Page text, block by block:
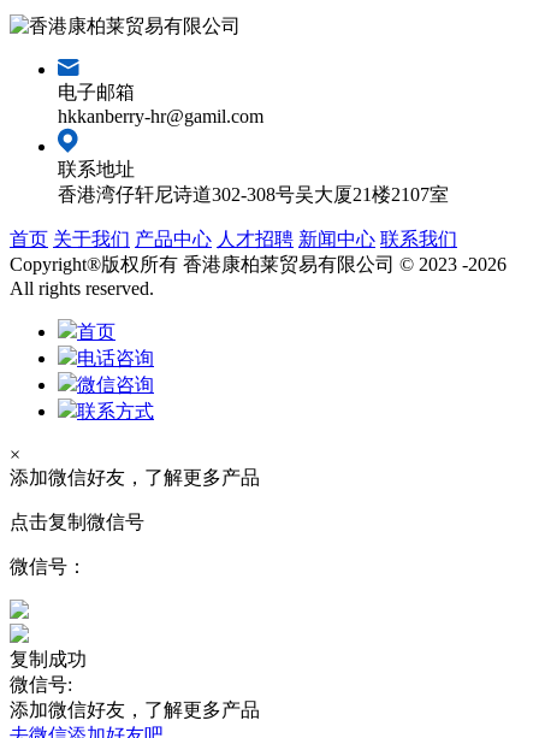
电子邮箱
hkkanberry-hr@gamil.com
联系地址
香港湾仔轩尼诗道302-308号吴大厦21楼2107室
首页 关于我们 产品中心 人才招聘 新闻中心 联系我们
Copyright®版权所有 香港康柏莱贸易有限公司 © 2023 -2026
All rights reserved.
首页
电话咨询
微信咨询
联系方式
×
添加微信好友，了解更多产品
点击复制微信号
微信号：
复制成功
微信号:
添加微信好友，了解更多产品